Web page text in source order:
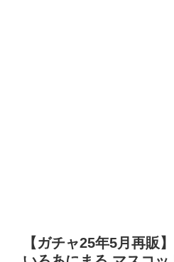
【ガチャ25年5月再販